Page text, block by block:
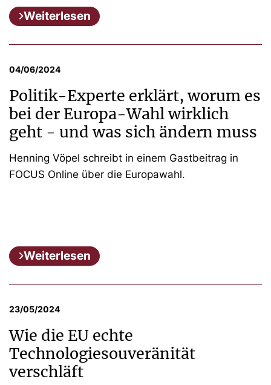
Weiterlesen
04/06/2024
Politik-Experte erklärt, worum es
bei der Europa-Wahl wirklich
geht - und was sich ändern muss
Henning Vöpel schreibt in einem Gastbeitrag in
FOCUS Online über die Europawahl.
Weiterlesen
23/05/2024
Wie die EU echte
Technologiesouveränität
verschläft